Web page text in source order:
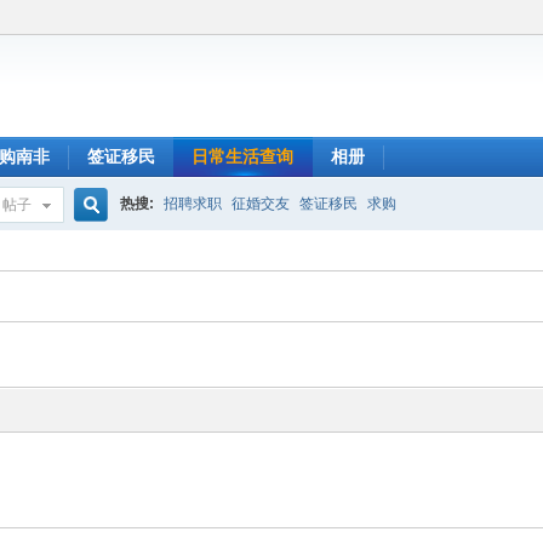
南非 签证移民 日常生活查询 相册
帖子 热搜: 招聘求职 征婚交友 签证移民 求购